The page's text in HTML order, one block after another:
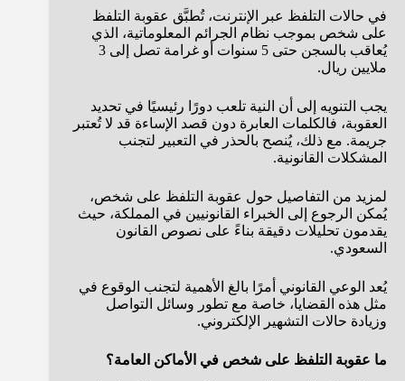
في حالات التلفظ عبر الإنترنت، تُطبَّق عقوبة التلفظ
على شخص بموجب نظام الجرائم المعلوماتية، الذي
يُعاقب بالسجن حتى 5 سنوات أو غرامة تصل إلى 3
ملايين ريال.
يجب التنويه إلى أن النية تلعب دورًا رئيسيًا في تحديد
العقوبة، فالكلمات العابرة دون قصد الإساءة قد لا تُعتبر
جريمة. مع ذلك، يُنصح بالحذر في التعبير لتجنب
المشكلات القانونية.
لمزيد من التفاصيل حول عقوبة التلفظ على شخص،
يُمكن الرجوع إلى الخبراء القانونيين في المملكة، حيث
يقدمون تحليلات دقيقة بناءً على نصوص القانون
السعودي.
يُعد الوعي القانوني أمرًا بالغ الأهمية لتجنب الوقوع في
مثل هذه القضايا، خاصة مع تطور وسائل التواصل
وزيادة حالات التشهير الإلكتروني.
ما عقوبة التلفظ على شخص في الأماكن العامة؟